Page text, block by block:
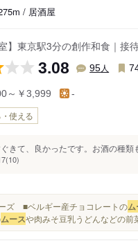
/ 居酒屋
】東京駅3分の創作和食｜
3.08 95人
～￥3,999 -
使える
きて、良かったです。お酒の種
ズ ■ベルギー産チョコレートのム
ムースや肉みそ豆乳うどんなどの前